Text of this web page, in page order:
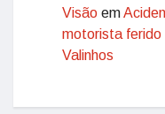
Visão em
motorista ferido
Valinhos